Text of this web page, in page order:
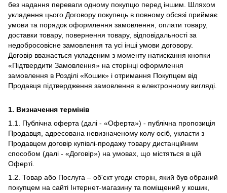
без надання переваги одному покупцю перед іншим. Шляхом
укладення цього Договору покупець в повному обсязі приймає
умови та порядок оформлення замовлення, оплати товару,
доставки товару, повернення товару, відповідальності за
недобросовісне замовлення та усі інші умови договору.
Договір вважається укладеним з моменту натискання кнопки
«Підтвердити Замовлення» на сторінці оформлення
замовлення в Розділі «Кошик» і отримання Покупцем від
Продавця підтвердження замовлення в електронному вигляді.
1. Визначення термінів
1.1. Публічна оферта (далі - «Оферта») - публічна пропозиція
Продавця, адресована невизначеному колу осіб, укласти з
Продавцем договір купівлі-продажу товару дистанційним
способом (далі - «Договір») на умовах, що містяться в цій
Оферті.
1.2. Товар або Послуга – об'єкт угоди сторін, який був обраний
покупцем на сайті Інтернет-магазину та поміщений у кошик,